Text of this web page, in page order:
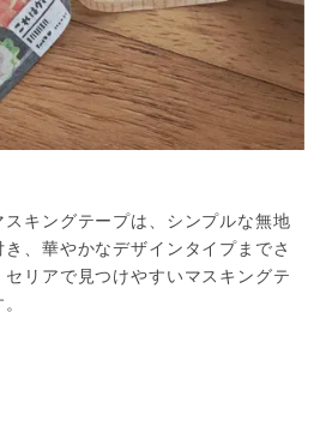
キングテープは、シンプルな無地
、華やかなデザインタイプまでさ
リアで見つけやすいマスキングテ